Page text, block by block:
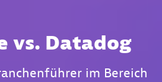
vs. Datadog
im Bereich